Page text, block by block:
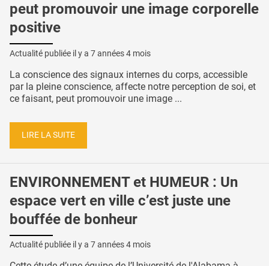
peut promouvoir une image corporelle
positive
Actualité publiée il y a 7 années 4 mois
La conscience des signaux internes du corps, accessible
par la pleine conscience, affecte notre perception de soi, et
ce faisant, peut promouvoir une image ...
LIRE LA SUITE
ENVIRONNEMENT et HUMEUR : Un
espace vert en ville c’est juste une
bouffée de bonheur
Actualité publiée il y a 7 années 4 mois